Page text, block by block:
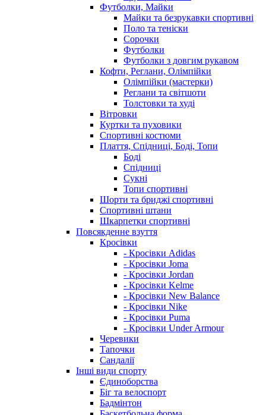
Футболки, Майки
Майки та безрукавки спортивні
Поло та теніски
Сорочки
Футболки
Футболки з довгим рукавом
Кофти, Реглани, Олімпійки
Олімпійки (мастерки)
Реглани та світшоти
Толстовки та худі
Вітровки
Куртки та пуховики
Спортивні костюми
Плаття, Спідниці, Боді, Топи
Боді
Спідниці
Сукні
Топи спортивні
Шорти та бриджі спортивні
Спортивні штани
Шкарпетки спортивні
Повсякденне взуття
Кросівки
- Кросівки Adidas
- Кросівки Joma
- Кросівки Jordan
- Кросівки Kelme
- Кросівки New Balance
- Кросівки Nike
- Кросівки Puma
- Кросівки Under Armour
Черевики
Тапочки
Сандалії
Інші види спорту
Єдиноборства
Біг та велоспорт
Бадмінтон